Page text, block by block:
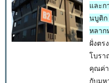
และก
นบูติก
หลาก
ฝั่งตร
โบรา
คุณค่า
กับมห